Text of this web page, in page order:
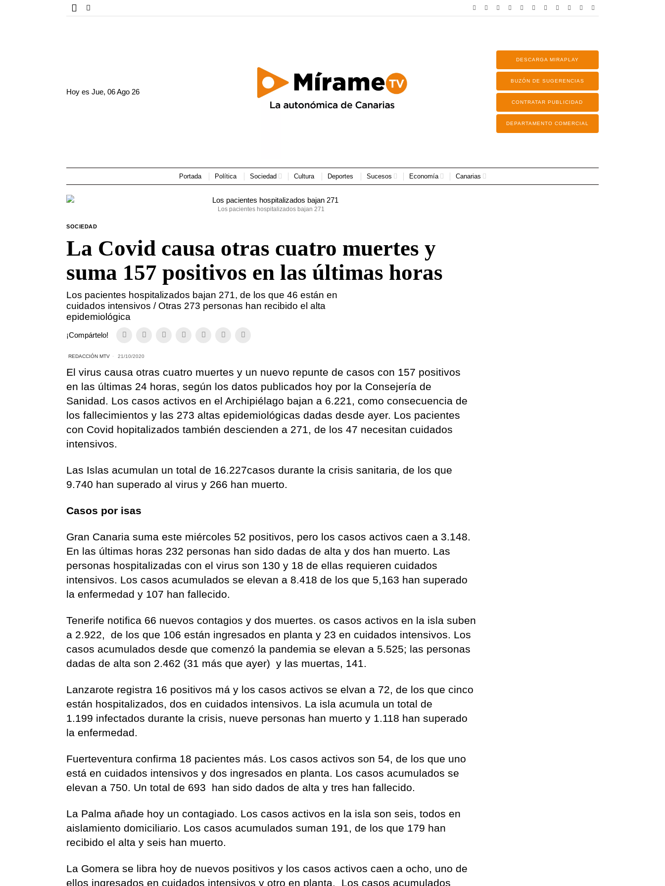
Hoy esJue, 06 Ago 26
DESCARGA MIRAPLAY
BUZÓN DE SUGERENCIAS
CONTRATAR PUBLICIDAD
DEPARTAMENTO COMERCIAL
Portada Política Sociedad Cultura Deportes Sucesos Economía Canarias
Los pacientes hospitalizados bajan 271
SOCIEDAD
La Covid causa otras cuatro muertes y
suma 157 positivos en las últimas horas
Los pacientes hospitalizados bajan 271, de los que 46 están en
cuidados intensivos / Otras 273 personas han recibido el alta
epidemiológica
¡Compártelo!
REDACCIÓN MTV 21/10/2020
El virus causa otras cuatro muertes y un nuevo repunte de casos con 157 positivos
en las últimas 24 horas, según los datos publicados hoy por la Consejería de
Sanidad. Los casos activos en el Archipiélago bajan a 6.221, como consecuencia de
los fallecimientos y las 273 altas epidemiológicas dadas desde ayer. Los pacientes
con Covid hopitalizados también descienden a 271, de los 47 necesitan cuidados
intensivos.
Las Islas acumulan un total de 16.227casos durante la crisis sanitaria, de los que
9.740 han superado al virus y 266 han muerto.
Casos por isas
Gran Canaria suma este miércoles 52 positivos, pero los casos activos caen a 3.148.
En las últimas horas 232 personas han sido dadas de alta y dos han muerto. Las
personas hospitalizadas con el virus son 130 y 18 de ellas requieren cuidados
intensivos. Los casos acumulados se elevan a 8.418 de los que 5,163 han superado
la enfermedad y 107 han fallecido.
Tenerife notifica 66 nuevos contagios y dos muertes. os casos activos en la isla suben
a 2.922, de los que 106 están ingresados en planta y 23 en cuidados intensivos. Los
casos acumulados desde que comenzó la pandemia se elevan a 5.525; las personas
dadas de alta son 2.462 (31 más que ayer) y las muertas, 141.
Lanzarote registra 16 positivos má y los casos activos se elvan a 72, de los que cinco
están hospitalizados, dos en cuidados intensivos. La isla acumula un total de
1.199 infectados durante la crisis, nueve personas han muerto y 1.118 han superado
la enfermedad.
Fuerteventura confirma 18 pacientes más. Los casos activos son 54, de los que uno
está en cuidados intensivos y dos ingresados en planta. Los casos acumulados se
elevan a 750. Un total de 693 han sido dados de alta y tres han fallecido.
La Palma añade hoy un contagiado. Los casos activos en la isla son seis, todos en
aislamiento domiciliario. Los casos acumulados suman 191, de los que 179 han
recibido el alta y seis han muerto.
La Gomera se libra hoy de nuevos positivos y los casos activos caen a ocho, uno de
ellos ingresados en cuidados intensivos y otro en planta. Los casos acumulados